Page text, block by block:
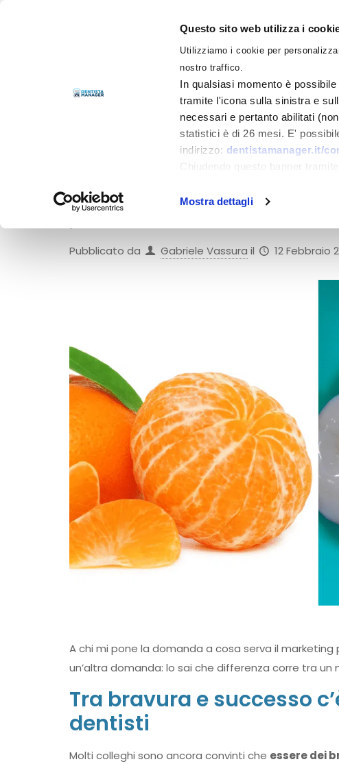
Questo sito web utilizza i
Utilizziamo i cookie per
nostro traffico.
In qualsiasi momento è
tramite l'icona sulla sinistra e
necessari e pertanto abilitati
statistici è di 26 mesi. E'
indirizzo: dentistamanager.it/
Chiudendo questo banner
Mostra dettagli
Marketing per
A chi mi pone la domanda a cosa serva il
Pubblicato da Gabriele Vassura il 12 Febbraio
A chi mi pone la domanda a cosa serva il
un’altra domanda: lo sai che differenza corre tra
Tra bravura e successo
dentisti
Molti colleghi sono ancora convinti che essere dei